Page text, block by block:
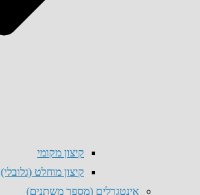
קיצון מקומי
קיצון מוחלט (גלובלי)
אינטגרלים (מספר משתנים)